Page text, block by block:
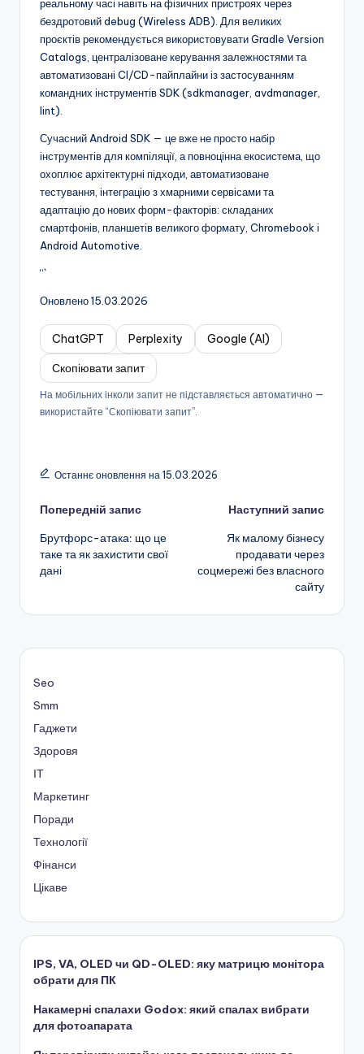
реальному часі навіть на фізичних пристроях через
бездротовий debug (Wireless ADB). Для великих
проєктів рекомендується використовувати Gradle Version
Catalogs, централізоване керування залежностями та
автоматизовані CI/CD-пайплайни із застосуванням
командних інструментів SDK (sdkmanager, avdmanager,
lint).
Сучасний Android SDK — це вже не просто набір
інструментів для компіляції, а повноцінна екосистема, що
охоплює архітектурні підходи, автоматизоване
тестування, інтеграцію з хмарними сервісами та
адаптацію до нових форм-факторів: складаних
смартфонів, планшетів великого формату, Chromebook і
Android Automotive.
“`
Оновлено 15.03.2026
ChatGPT Perplexity
Google (AI)
Скопіювати запит
На мобільних інколи запит не підставляється автоматично —
використайте “Скопіювати запит”.
Останнє оновлення на 15.03.2026
Навігація
по
запису
Попередній запис
Брутфорс-атака: що це
таке та як захистити свої
дані
Наступний запис
Як малому бізнесу
продавати через
соцмережі без власного
сайту
Seo
Smm
Гаджети
Здоровя
ІТ
Маркетинг
Поради
Технології
Фінанси
Цікаве
IPS, VA, OLED чи QD-OLED: яку матрицю монітора
обрати для ПК
Накамерні спалахи Godox: який спалах вибрати
для фотоапарата